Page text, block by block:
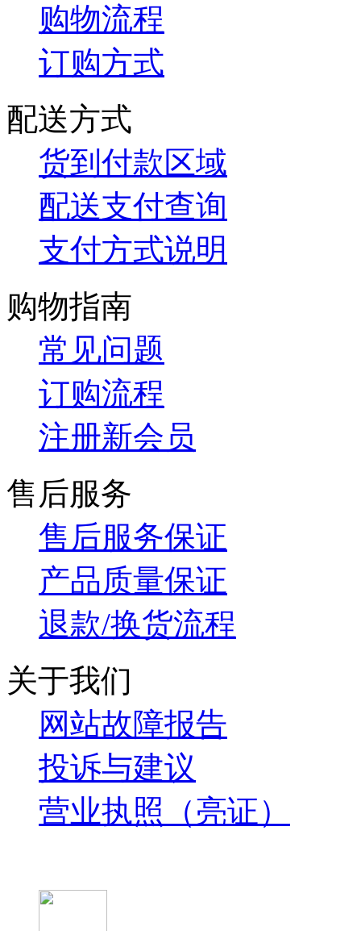
购物流程
订购方式
配送方式
货到付款区域
配送支付查询
支付方式说明
购物指南
常见问题
订购流程
注册新会员
售后服务
售后服务保证
产品质量保证
退款/换货流程
关于我们
网站故障报告
投诉与建议
营业执照（亮证）